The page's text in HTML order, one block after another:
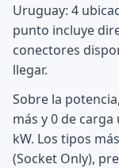
Uruguay: 4
punto incluye
conectores
llegar.
Sobre la
más y 0 de
kW. Los tipos
(Socket Only),